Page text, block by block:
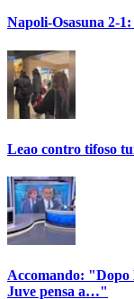
Napoli-Osasuna 2-
Leao contro tifoso
Accomando: "Dopo
Juve pensa a…"